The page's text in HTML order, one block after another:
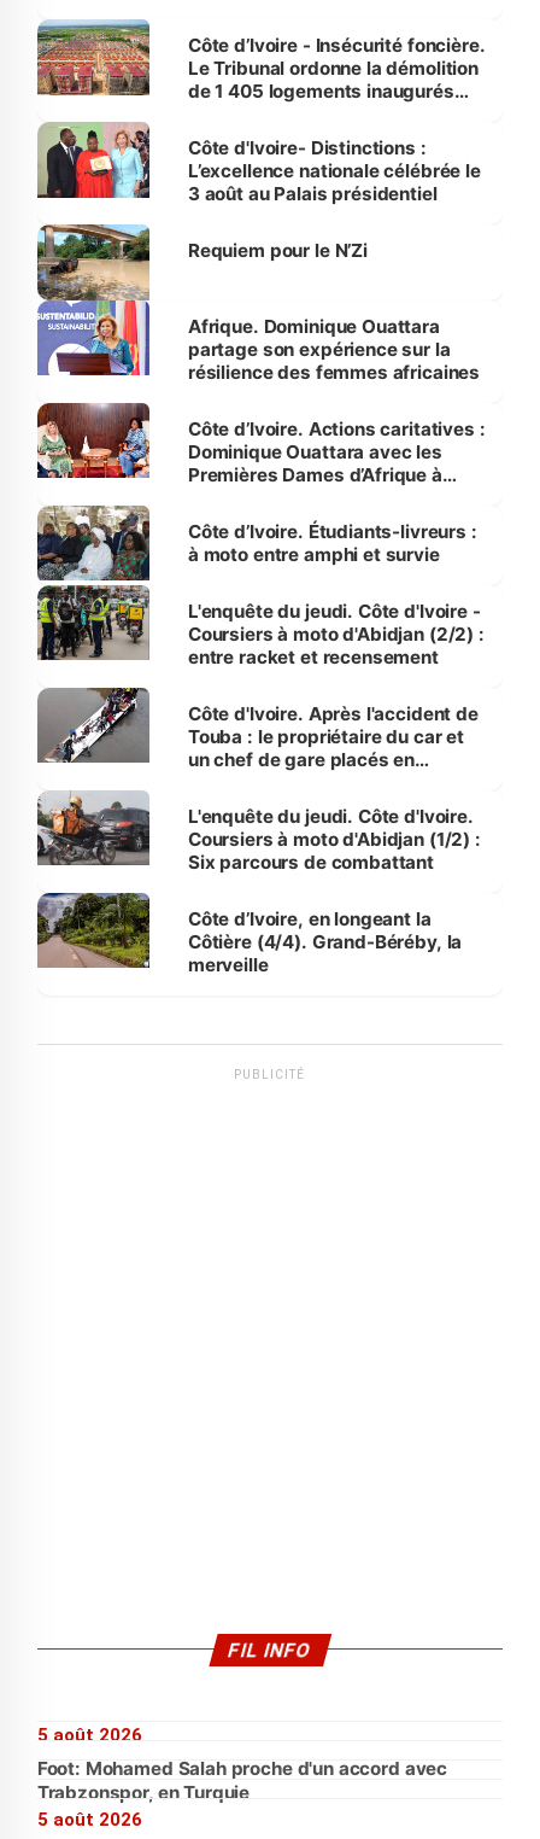
Côte d’Ivoire - Insécurité foncière.
Le Tribunal ordonne la démolition
de 1 405 logements inaugurés
Bassam
Côte d'Ivoire- Distinctions :
L’excellence nationale célébrée le
3 août au Palais présidentiel
Requiem pour le N’Zi
Afrique. Dominique Ouattara
partage son expérience sur la
résilience des femmes africaines
Côte d’Ivoire. Actions caritatives :
Dominique Ouattara avec les
Premières Dames d’Afrique à
Côte d’Ivoire. Étudiants-livreurs :
à moto entre amphi et survie
L'enquête du jeudi. Côte d'Ivoire -
Coursiers à moto d'Abidjan (2/2) :
entre racket et recensement
Côte d'Ivoire. Après l'accident de
Touba : le propriétaire du car et
un chef de gare placés en
L'enquête du jeudi. Côte d'Ivoire.
Coursiers à moto d'Abidjan (1/2) :
Six parcours de combattant
Côte d’Ivoire, en longeant la
Côtière (4/4). Grand-Béréby, la
merveille
PUBLICITÉ
FIL INFO
5 août 2026
Foot: Mohamed Salah proche d'un accord avec
Trabzonspor, en Turquie
5 août 2026